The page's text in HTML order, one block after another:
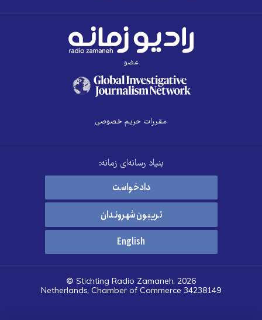
عضو
مقررات حریم خصوصی
بنیاد رسانه‌ای زمانه:
دادخواست
تریبون شهروندان
English
© Stichting Radio Zamaneh, 2026
Netherlands, Chamber of Commerce 34238149